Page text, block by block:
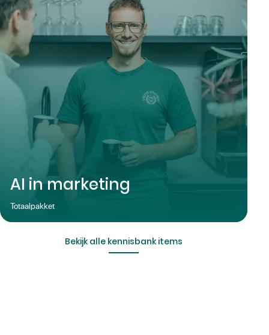
AI in marketing
Totaalpakket
Bekijk alle kennisbank items